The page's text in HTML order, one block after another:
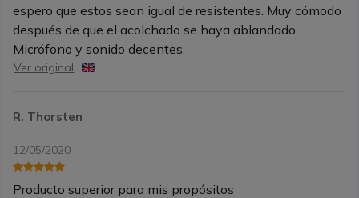
espero que estos sean igual de resistentes. Muy cómodo
después de que el acolchado se haya ablandado.
Micrófono y sonido decentes.
Ver original
R. Thorsten
12/05/2020
Producto superior para mis propósitos